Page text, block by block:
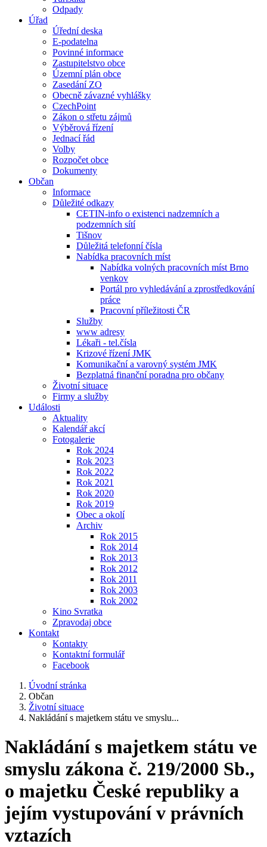
Odpady
Úřad
Úřední deska
E-podatelna
Povinné informace
Zastupitelstvo obce
Územní plán obce
Zasedání ZO
Obecně závazné vyhlášky
CzechPoint
Zákon o střetu zájmů
Výběrová řízení
Jednací řád
Volby
Rozpočet obce
Dokumenty
Občan
Informace
Důležité odkazy
CETIN-info o existenci nadzemních a
podzemních sítí
Tišnov
Důležitá telefonní čísla
Nabídka pracovních míst
Nabídka volných pracovních míst Brno
venkov
Portál pro vyhledávání a zprostředkování
práce
Pracovní příležitosti ČR
Služby
www adresy
Lékaři - tel.čísla
Krizové řízení JMK
Komunikační a varovný systém JMK
Bezplatná finanční poradna pro občany
Životní situace
Firmy a služby
Události
Aktuality
Kalendář akcí
Fotogalerie
Rok 2024
Rok 2023
Rok 2022
Rok 2021
Rok 2020
Rok 2019
Obec a okolí
Archiv
Rok 2015
Rok 2014
Rok 2013
Rok 2012
Rok 2011
Rok 2003
Rok 2002
Kino Svratka
Zpravodaj obce
Kontakt
Kontakty
Kontaktní formulář
Facebook
Úvodní stránka
Občan
Životní situace
Nakládání s majetkem státu ve smyslu...
Nakládání s majetkem státu ve
smyslu zákona č. 219/2000 Sb.,
o majetku České republiky a
jejím vystupování v právních
vztazích